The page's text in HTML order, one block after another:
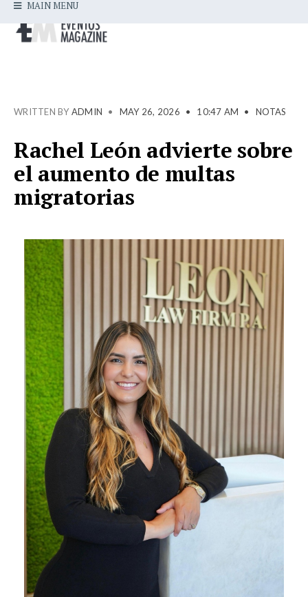
MAIN MENU
WRITTEN BY ADMIN • MAY 26, 2026 • 10:47 AM • NOTAS
Rachel León advierte sobre
el aumento de multas
migratorias